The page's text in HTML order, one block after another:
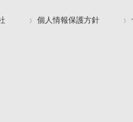
個人情報保護方針